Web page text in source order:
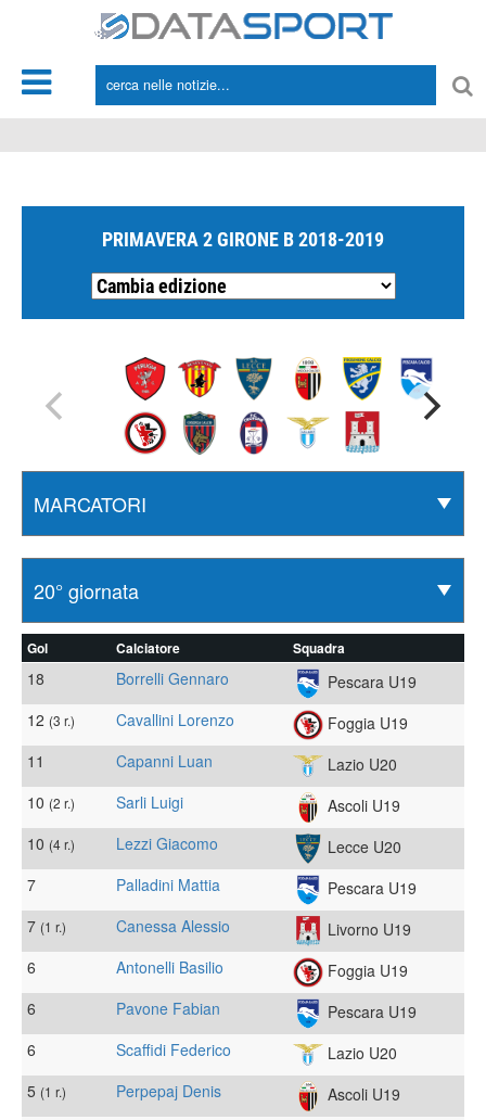
PRIMAVERA 2 GIRONE B 2018-2019
Gol Calciatore Squadra
18 Borrelli Gennaro
Pescara U19
12 (3 r.) Cavallini Lorenzo
Foggia U19
11
Capanni Luan
Lazio U20
10 (2 r.) Sarli Luigi
Ascoli U19
10 (4 r.) Lezzi Giacomo
Lecce U20
7
Palladini Mattia
Pescara U19
7 (1 r.) Canessa Alessio
Livorno U19
6
Antonelli Basilio
Foggia U19
6
Pavone Fabian
Pescara U19
6
Scaffidi Federico
Lazio U20
5 (1 r.) Perpepaj Denis
Ascoli U19